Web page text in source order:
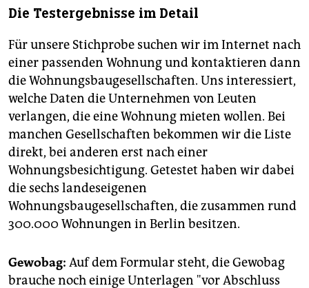
Die Testergebnisse im Detail
Für unsere Stichprobe suchen wir im Internet nach
einer passenden Wohnung und kontaktieren dann
die Wohnungsbaugesellschaften. Uns interessiert,
welche Daten die Unternehmen von Leuten
verlangen, die eine Wohnung mieten wollen. Bei
manchen Gesellschaften bekommen wir die Liste
direkt, bei anderen erst nach einer
Wohnungsbesichtigung. Getestet haben wir dabei
die sechs landeseigenen
Wohnungsbaugesellschaften, die zusammen rund
300.000 Wohnungen in Berlin besitzen.
Gewobag: Auf dem Formular steht, die Gewobag
brauche noch einige Unterlagen "vor Abschluss